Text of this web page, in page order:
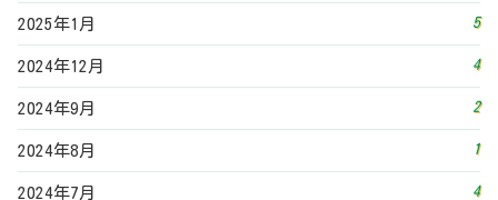
2025年1月 5
2024年12月 4
2024年9月 2
2024年8月 1
2024年7月 4